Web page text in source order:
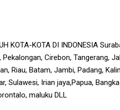
KOTA-KOTA DI INDONESIA
Cirebon, Tangerang,
Riau, Batam, Jambi, Padang,
Sulawesi, Irian jaya,Papua,
maluku DLL